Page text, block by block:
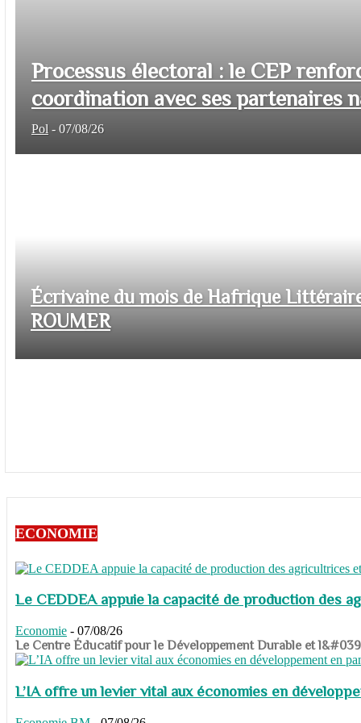
Processus électoral : le CEP
coordination avec ses partenaires
Pol - 07/08/26
Écrivaine du mois de Hafrique
ROUMER
ECONOMIE
Le CEDDEA appuie la capacité de production des
Economie - 07/08/26
​​​​​​​Le Centre Éducatif pour le Développement Durable et
L’IA offre un levier vital aux économies en